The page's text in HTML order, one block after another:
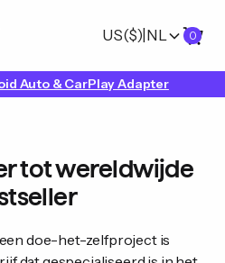
US($) NL 0
Auto & CarPlay Adapter
tot wereldwijde
doe-het-zelfproject is